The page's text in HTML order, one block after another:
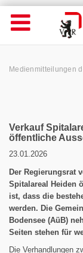
News
Wichtige
Seiten
Home
Inhalt
Inhalt
Pfadnavigation
Medienmitteilungen
Verkauf
öffentliche
23.01.2026
Der Regierungsrat
Spitalareal Heiden
ist, dass die
werden. Die
Bodensee (AüB)
Seiten stehen für
Die Verhandlungen